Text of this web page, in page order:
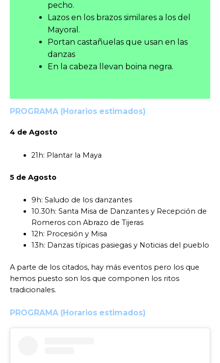
pecho.
Lazos en los brazos similares a los del
Mayoral.
Portan castañuelas que usan en las
danzas
En la cabeza llevan boina negra.
PROGRAMA (Horarios estimados)
4 de Agosto
21h: Plantar la Maya
5 de Agosto
9h: Saludo de los danzantes
10.30h: Santa Misa de Danzantes y Recepción de
Romeros con Abrazo de Tijeras
12h: Procesión y Misa
13h: Danzas típicas pasiegas y Noticias del pueblo
A parte de los citados, hay más eventos pero los que
hemos puesto son los que componen los ritos
tradicionales.
PROGRAMA (Horarios estimados)